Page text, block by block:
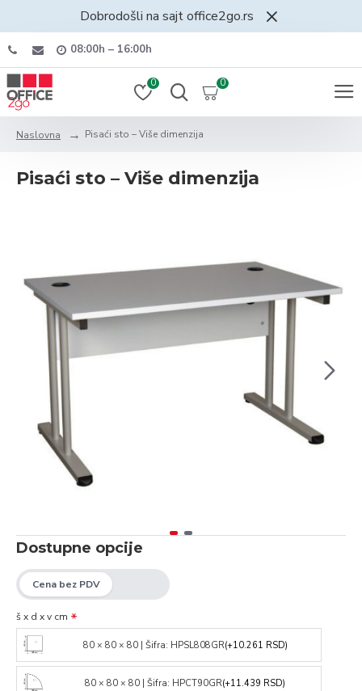
Dobrodošli na sajt office2go.rs
08:00h – 16:00h
0 0
Naslovna Pisaći sto – Više dimenzija
Pisaći sto – Više dimenzija
Dostupne opcije
š x d x v cm
80 × 80 × 80 | Šifra: HPSL808GR(+10.261 RSD)
80 × 80 × 80 | Šifra: HPCT90GR(+11.439 RSD)